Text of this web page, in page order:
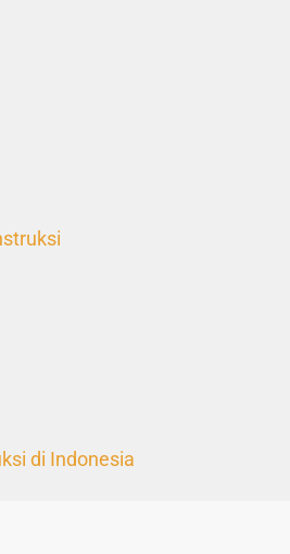
di Indonesia